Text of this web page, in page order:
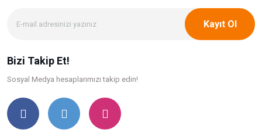
Kayıt Ol
Bizi Takip Et!
Sosyal Medya hesaplarımızı takip edin!